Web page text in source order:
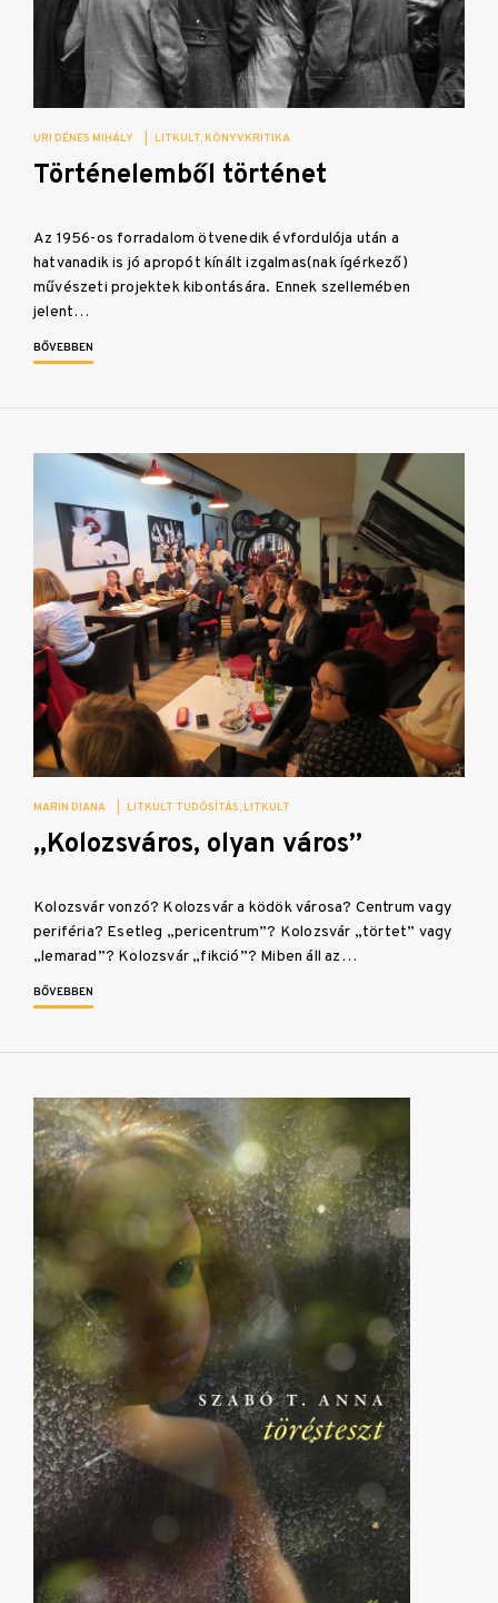
URI DÉNES MIHÁLY LITKULT KÖNYVKRITIKA
Történelemből történet
Az 1956-os forradalom ötvenedik évfordulója után a
hatvanadik is jó apropót kínált izgalmas(nak ígérkező)
művészeti projektek kibontására. Ennek szellemében
jelent…
BŐVEBBEN
MARIN DIANA LITKULT TUDÓSÍTÁS LITKULT
„Kolozsváros, olyan város”
Kolozsvár vonzó? Kolozsvár a ködök városa? Centrum vagy
periféria? Esetleg „pericentrum”? Kolozsvár „törtet” vagy
„lemarad”? Kolozsvár „fikció”? Miben áll az…
BŐVEBBEN